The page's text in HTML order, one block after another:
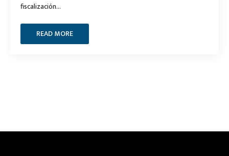
fiscalización…
READ MORE